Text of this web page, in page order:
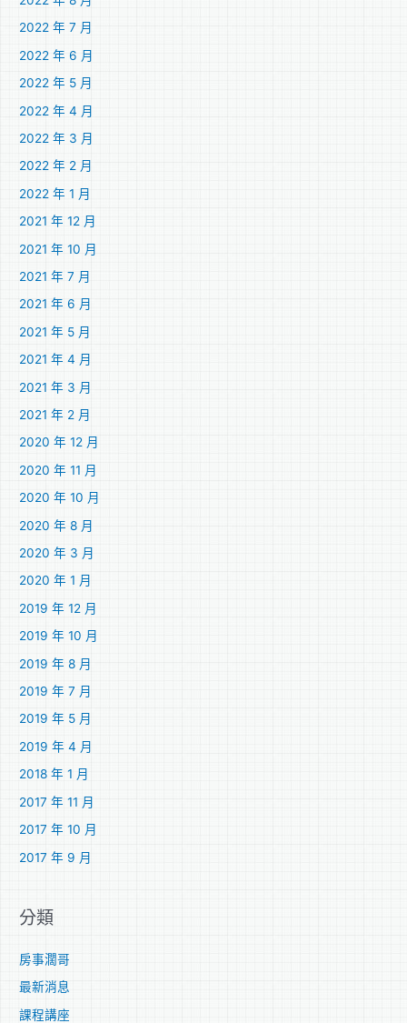
2022 年 7 月
2022 年 6 月
2022 年 5 月
2022 年 4 月
2022 年 3 月
2022 年 2 月
2022 年 1 月
2021 年 12 月
2021 年 10 月
2021 年 7 月
2021 年 6 月
2021 年 5 月
2021 年 4 月
2021 年 3 月
2021 年 2 月
2020 年 12 月
2020 年 11 月
2020 年 10 月
2020 年 8 月
2020 年 3 月
2020 年 1 月
2019 年 12 月
2019 年 10 月
2019 年 8 月
2019 年 7 月
2019 年 5 月
2019 年 4 月
2018 年 1 月
2017 年 11 月
2017 年 10 月
2017 年 9 月
分類
房事濶哥
最新消息
課程講座